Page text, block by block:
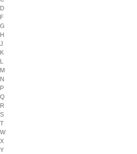
D
F
G
H
J
K
L
M
N
P
Q
R
S
T
W
X
Y